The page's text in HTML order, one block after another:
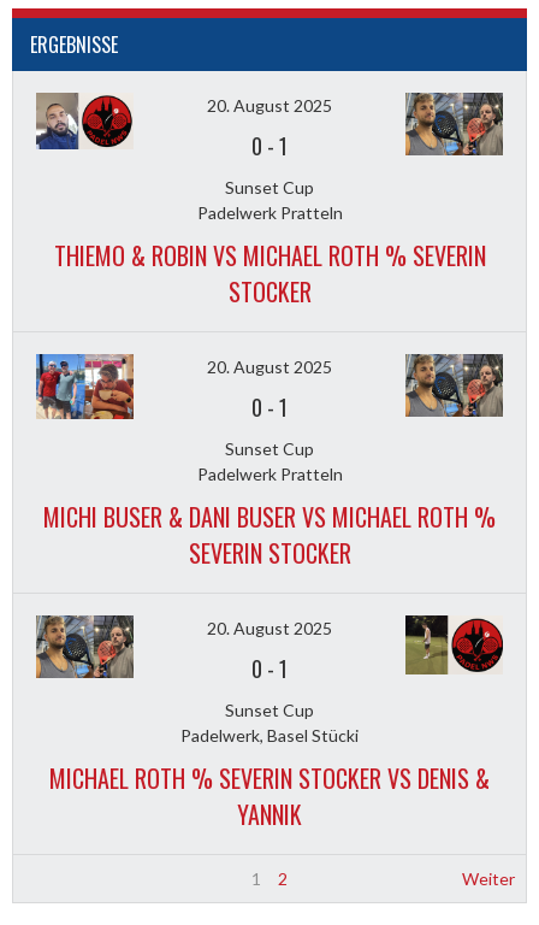
ERGEBNISSE
20. August 2025
0 -1
Sunset Cup
Padelwerk Pratteln
THIEMO & ROBIN VS MICHAEL ROTH % SEVERIN
STOCKER
20. August 2025
0 -1
Sunset Cup
Padelwerk Pratteln
MICHI BUSER & DANI BUSER VS MICHAEL ROTH %
SEVERIN STOCKER
20. August 2025
0 -1
Sunset Cup
Padelwerk, Basel Stücki
MICHAEL ROTH % SEVERIN STOCKER VS DENIS &
YANNIK
1 2 Weiter